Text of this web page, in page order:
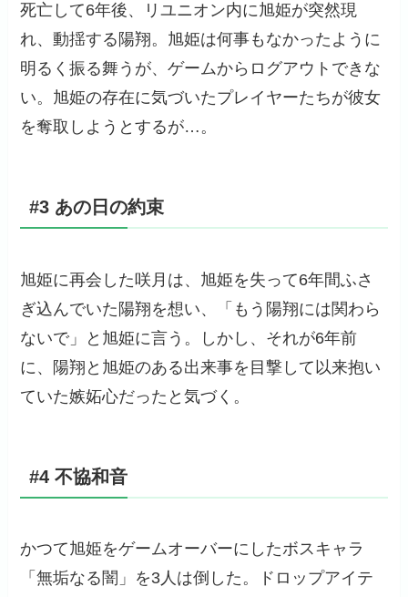
死亡して6年後、リユニオン内に旭姫が突然現
れ、動揺する陽翔。旭姫は何事もなかったように
明るく振る舞うが、ゲームからログアウトできな
い。旭姫の存在に気づいたプレイヤーたちが彼女
を奪取しようとするが…。
#3 あの日の約束
旭姫に再会した咲月は、旭姫を失って6年間ふさ
ぎ込んでいた陽翔を想い、「もう陽翔には関わら
ないで」と旭姫に言う。しかし、それが6年前
に、陽翔と旭姫のある出来事を目撃して以来抱い
ていた嫉妬心だったと気づく。
#4 不協和音
かつて旭姫をゲームオーバーにしたボスキャラ
「無垢なる闇」を3人は倒した。ドロップアイテ